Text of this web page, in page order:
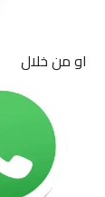
او من خلال